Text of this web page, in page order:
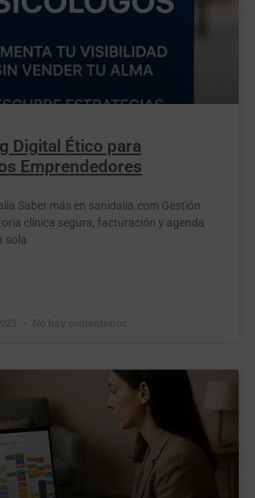
Digital Ético para
Emprendedores
Saber más en sanidalia.com Gestión
clínica segura, facturación y agenda
sola
No hay comentarios